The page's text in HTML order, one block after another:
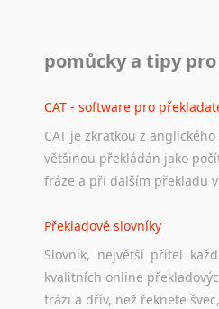
Odkazy poskytující cenné
Studium v Austrálii
Soubor odkazů užitečných
a zázemí, australské
Práce v Austrálii
Odkazy poskytující cenné
hledat práci na internetu
pomůcky a tipy
CAT - software pro
CAT je zkratkou z
většinou překládán jako
fráze a při dalším překladu
Překladové slovníky
Slovník, největší přítel
kvalitních online
frázi a dřív, než řeknete